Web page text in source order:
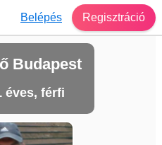
Belépés Regisztráció
Budapest
éves, férfi